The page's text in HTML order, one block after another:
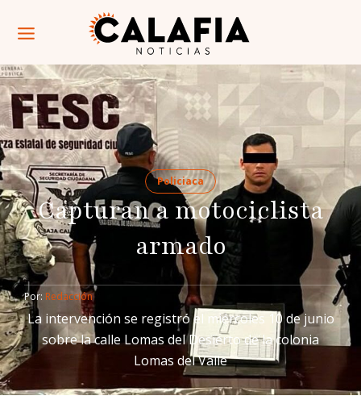
Policiaca
Capturan a motociclista
armado
Por: Redacción
La intervención se registró el miércoles 10 de junio
sobre la calle Lomas del Desierto de la colonia
Lomas del Valle